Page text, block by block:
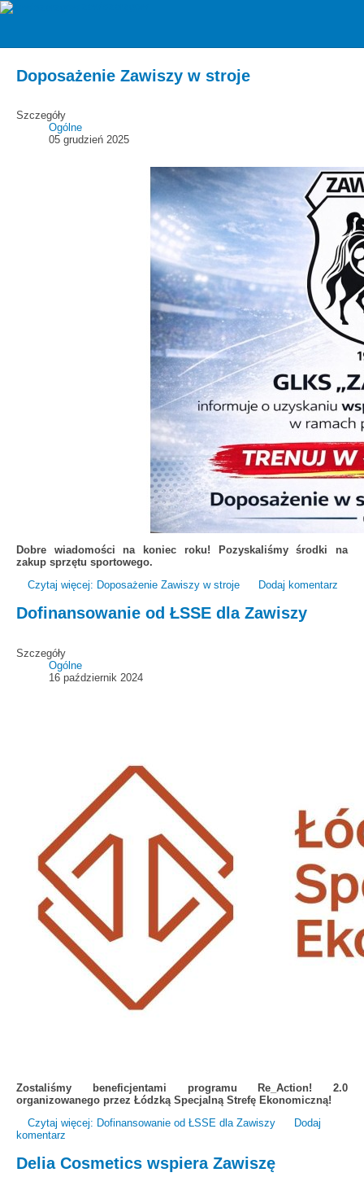
Doposażenie Zawiszy w stroje
Szczegóły
Ogólne
05 grudzień 2025
Dobre wiadomości na koniec roku! Pozyskaliśmy środki na
zakup sprzętu sportowego.
Czytaj więcej: Doposażenie Zawiszy w stroje
Dodaj komentarz
Dofinansowanie od ŁSSE dla Zawiszy
Szczegóły
Ogólne
16 październik 2024
Zostaliśmy beneficjentami programu Re_Action! 2.0
organizowanego przez Łódzką Specjalną Strefę Ekonomiczną!
Czytaj więcej: Dofinansowanie od ŁSSE dla Zawiszy
Dodaj
komentarz
Delia Cosmetics wspiera Zawiszę